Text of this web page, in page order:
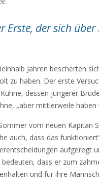
Erste, der sich
Jahren bescherten
zu haben. Der erste
dessen jüngerer
„aber mittlerweile
vom neuen Kapitän
auch, dass das
dass er zum
und für ihre